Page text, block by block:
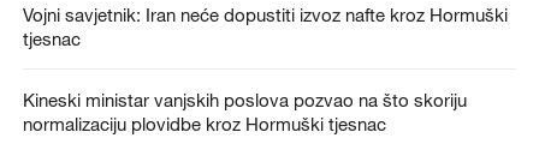
Vojni savjetnik: Iran neće dopustiti izvoz nafte kroz Hormuški
tjesnac
Kineski ministar vanjskih poslova pozvao na što skoriju
normalizaciju plovidbe kroz Hormuški tjesnac